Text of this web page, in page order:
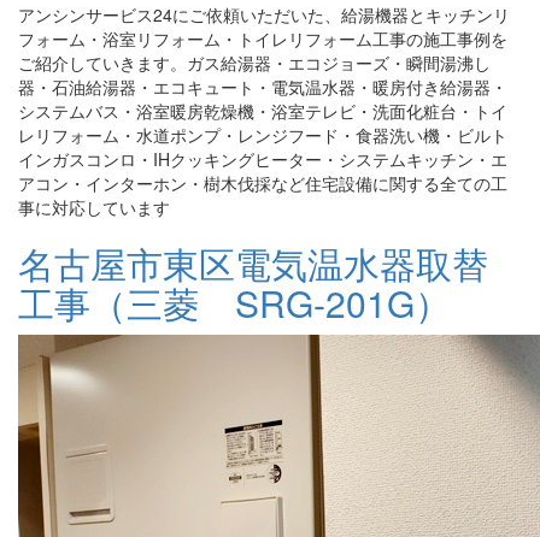
アンシンサービス24にご依頼いただいた、給湯機器とキッチンリ
フォーム・浴室リフォーム・トイレリフォーム工事の施工事例を
ご紹介していきます。ガス給湯器・エコジョーズ・瞬間湯沸し
器・石油給湯器・エコキュート・電気温水器・暖房付き給湯器・
システムバス・浴室暖房乾燥機・浴室テレビ・洗面化粧台・トイ
レリフォーム・水道ポンプ・レンジフード・食器洗い機・ビルト
インガスコンロ・IHクッキングヒーター・システムキッチン・エ
アコン・インターホン・樹木伐採など住宅設備に関する全ての工
事に対応しています
名古屋市東区電気温水器取替
工事（三菱 SRG-201G）